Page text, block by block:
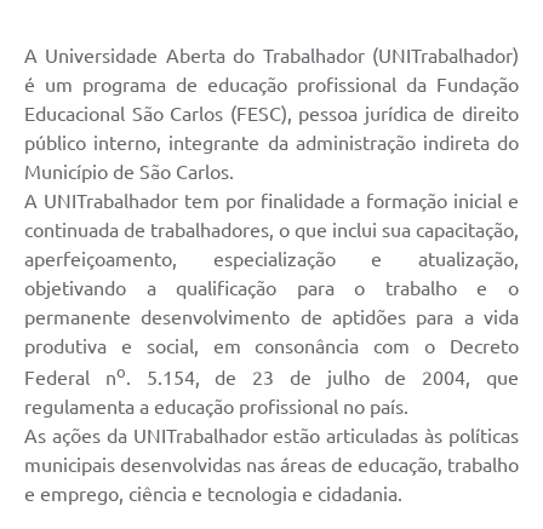
A Universidade Aberta do Trabalhador (UNITrabalhador)
é um programa de educação profissional da Fundação
Educacional São Carlos (FESC), pessoa jurídica de direito
público interno, integrante da administração indireta do
Município de São Carlos.
A UNITrabalhador tem por finalidade a formação inicial e
continuada de trabalhadores, o que inclui sua capacitação,
aperfeiçoamento, especialização e atualização,
objetivando a qualificação para o trabalho e o
permanente desenvolvimento de aptidões para a vida
produtiva e social, em consonância com o Decreto
Federal no. 5.154, de 23 de julho de 2004, que
regulamenta a educação profissional no país.
As ações da UNITrabalhador estão articuladas às políticas
municipais desenvolvidas nas áreas de educação, trabalho
e emprego, ciência e tecnologia e cidadania.